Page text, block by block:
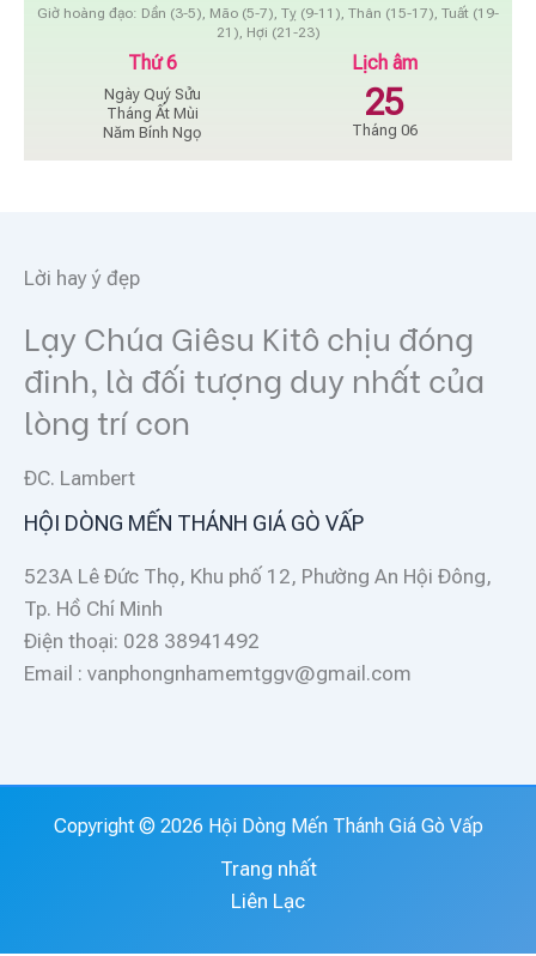
Giờ hoàng đạo: Dần (3-5), Mão (5-7), Tỵ (9-11), Thân (15-17), Tuất (19-
21), Hợi (21-23)
Thứ 6
Ngày Quý Sửu
Tháng Ất Mùi
Năm Bính Ngọ
Lịch âm
25
Tháng 06
Lời hay ý đẹp
Lạy Chúa Giêsu Kitô chịu đóng
đinh, là đối tượng duy nhất của
lòng trí con
ĐC. Lambert
HỘI DÒNG MẾN THÁNH GIÁ GÒ VẤP
523A Lê Đức Thọ, Khu phố 12, Phường An Hội Đông,
Tp. Hồ Chí Minh
Điện thoại: 028 38941492
Email : vanphongnhamemtggv@gmail.com
Copyright © 2026 Hội Dòng Mến Thánh Giá Gò Vấp
Trang nhất
Liên Lạc